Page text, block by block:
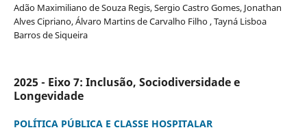
Adão Maximiliano de Souza Regis, Sergio Castro Gomes, Jonathan
Alves Cipriano, Álvaro Martins de Carvalho Filho , Tayná Lisboa
Barros de Siqueira
2025 - Eixo 7: Inclusão, Sociodiversidade e
Longevidade
POLÍTICA PÚBLICA E CLASSE HOSPITALAR